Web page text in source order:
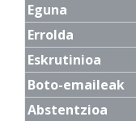
Eguna
Errolda
Eskrutinioa
Boto-emaileak
Abstentzioa